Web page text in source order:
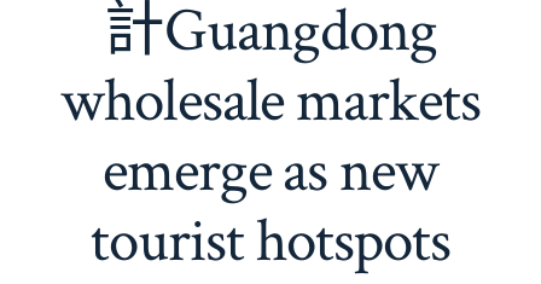
計Guangdong
wholesale markets
emerge as new
tourist hotspots